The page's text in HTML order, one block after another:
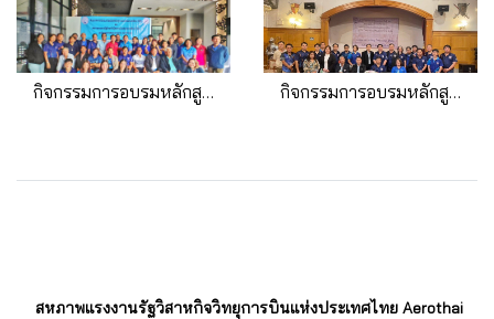
กิจกรรมการอบรมหลักสูตรแรงงานสัมพันธ์สมาชิกศูนย์ควบคุมการบินอุบลราชธานี 2568 กิจกรรมการอบรมหลักสูตรแรงงานสัมพันธ์สมาชิกศูนย์ควบคุมการบินนครราชสีมา 2568
สหภาพแรงงานรัฐวิสาหกิจวิทยุการบินแห่งประเทศไทย Aerothai